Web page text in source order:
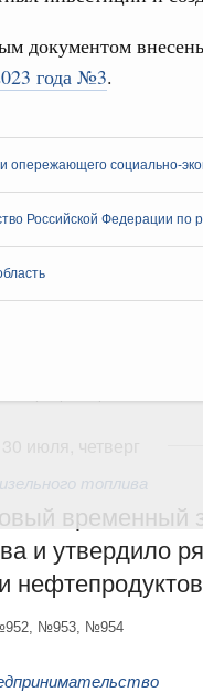
документом
года №3.
опережающего социально-
Российской Федерации по
Федерации.
двум
р
и ликвидация их
и Чечне на
топлива
временный
и утвердило
нефтепродуктов
№952, №953, №954